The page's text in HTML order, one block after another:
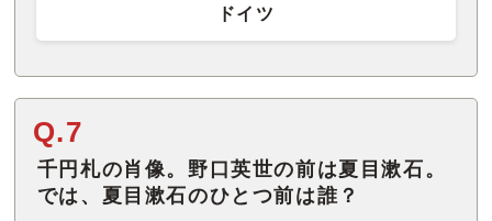
ドイツ
Q.7
千円札の肖像。野口英世の前は夏目漱石。
では、夏目漱石のひとつ前は誰？